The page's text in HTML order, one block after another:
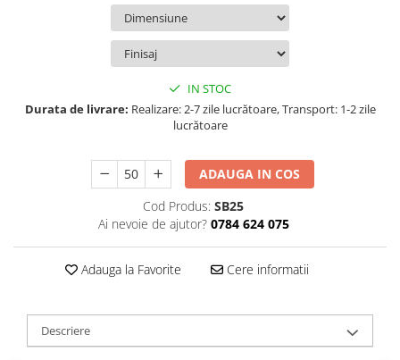
IN STOC
Durata de livrare: Realizare: 2-7 zile lucrătoare, Transport: 1-2 zile
lucrătoare
ADAUGA IN COS
Cod Produs: SB25
Ai nevoie de ajutor? 0784 624 075
Adauga la Favorite Cere informatii
Descriere